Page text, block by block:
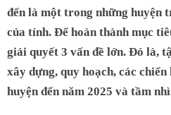
đến là một trong những huyện
của tỉnh. Để hoàn thành mục
giải quyết 3 vấn đề lớn. Đó là,
xây dựng, quy hoạch, các
huyện đến năm 2025 và tầm